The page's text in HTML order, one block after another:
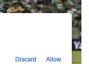
Discard Allow